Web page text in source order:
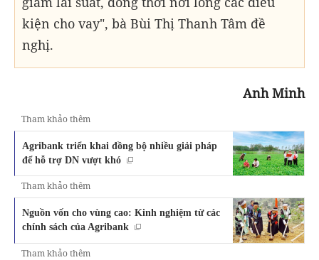
kiện cho vay", bà Bùi Thị Thanh Tâm đề
nghị.
AnhMinh
Tham khảo thêm
Agribank triển khai đồng bộ nhiều giải pháp
để hỗ trợ DN vượt khó
Tham khảo thêm
Nguồn vốn cho vùng cao: Kinh nghiệm từ các
chính sách của Agribank
Tham khảo thêm